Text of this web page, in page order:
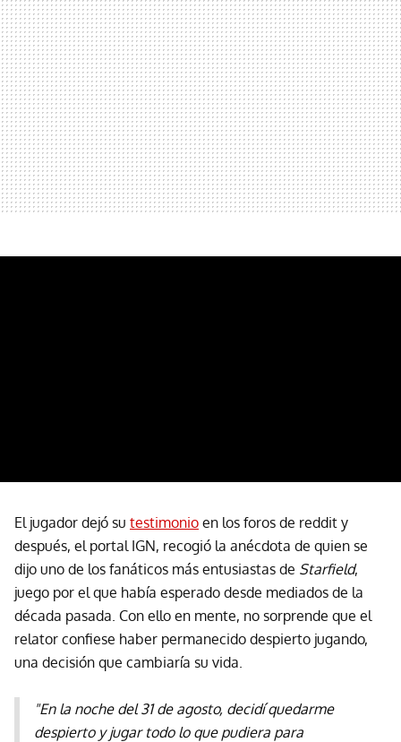
El jugador dejó su testimonio en los foros de reddit y
después, el portal IGN, recogió la anécdota de quien se
dijo uno de los fanáticos más entusiastas de Starfield,
juego por el que había esperado desde mediados de la
década pasada. Con ello en mente, no sorprende que el
relator confiese haber permanecido despierto jugando,
una decisión que cambiaría su vida.
"En la noche del 31 de agosto, decidí quedarme
despierto y jugar todo lo que pudiera para